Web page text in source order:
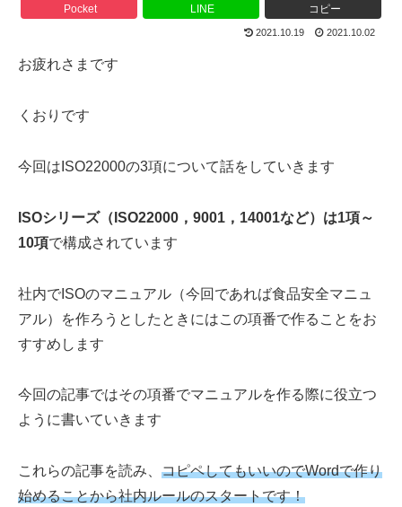
Pocket LINE コピー
2021.10.19 2021.10.02
お疲れさまです
くおりです
今回はISO22000の3項について話をしていきます
ISOシリーズ（ISO22000，9001，14001など）は1項～
10項で構成されています
社内でISOのマニュアル（今回であれば食品安全マニュ
アル）を作ろうとしたときにはこの項番で作ることをお
すすめします
今回の記事ではその項番でマニュアルを作る際に役立つ
ように書いていきます
これらの記事を読み、 コピペしてもいいのでWordで作り
始めることから社内ルールのスタートです！